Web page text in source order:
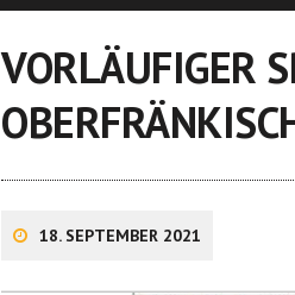
VORLÄUFIGER
18. SEPTEMBER 2021